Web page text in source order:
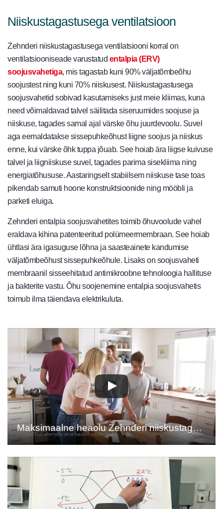
Niiskustagastusega ventilatsioon
Zehnderi niiskustagastusega ventilatsiooni korral on
ventilatsiooniseade varustatud entalpia (ERV)
soojusvahetiga, mis tagastab kuni 90% väljatõmbeõhu
soojustest ning kuni 70% niiskusest. Niiskustagastusega
soojusvahetid sobivad kasutamiseks just meie kliimas, kuna
need võimaldavad talvel säilitada siseruumides soojuse ja
niiskuse, tagades samal ajal värske õhu juurdevoolu. Suvel
aga eemaldatakse sissepuhkeõhust liigne soojus ja niiskus
enne, kui värske õhk tuppa jõuab. See hoiab ära liigse kuivuse
talvel ja liigniiskuse suvel, tagades parima sisekliima ning
energiatõhususe. Aastaringselt stabiilsem niiskuse tase toas
pikendab samuti hoone konstruktsioonide ning mööbli ja
parketi eluiga.
Zehnderi entalpia soojusvahetites toimib õhuvoolude vahel
eraldava kihina patenteeritud polümeermembraan. See hoiab
ühtlasi ära igasuguse lõhna ja saasteainete kandumise
väljatõmbeõhust sissepuhkeõhule. Lisaks on soojusvaheti
membraanil sisseehitatud antimikroobne tehnoloogia hallituse
ja bakterite vastu. Õhu soojenemine entalpia soojusvahetis
toimub ilma täiendava elektrikuluta.
Maksimaalne heaolu Zehnderi niiskustagastusega (ERV) ventilatsiooniga_EE